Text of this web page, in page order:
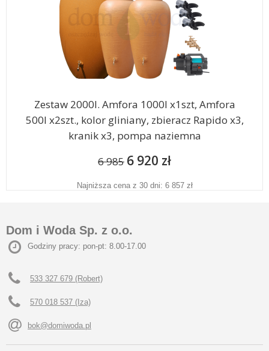
Zestaw 2000l. Amfora 1000l x1szt, Amfora
500l x2szt., kolor gliniany, zbieracz Rapido x3,
kranik x3, pompa naziemna
6 985 6 920 zł
Najniższa cena z 30 dni: 6 857 zł
Dom i Woda Sp. z o.o.
Godziny pracy: pon-pt: 8.00-17.00
533 327 679 (Robert)
570 018 537 (Iza)
bok@domiwoda.pl